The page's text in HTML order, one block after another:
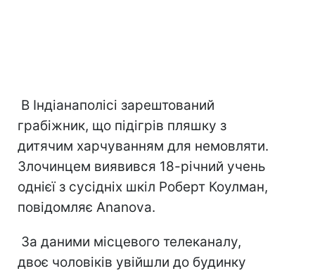
В Індіанаполісі зарештований
грабіжник, що підігрів пляшку з
дитячим харчуванням для немовляти.
Злочинцем виявився 18-річний учень
однієї з сусідніх шкіл Роберт Коулман,
повідомляє Ananova.
За даними місцевого телеканалу,
двоє чоловіків увійшли до будинку